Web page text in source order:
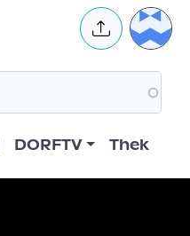
User
DORFTV Thek